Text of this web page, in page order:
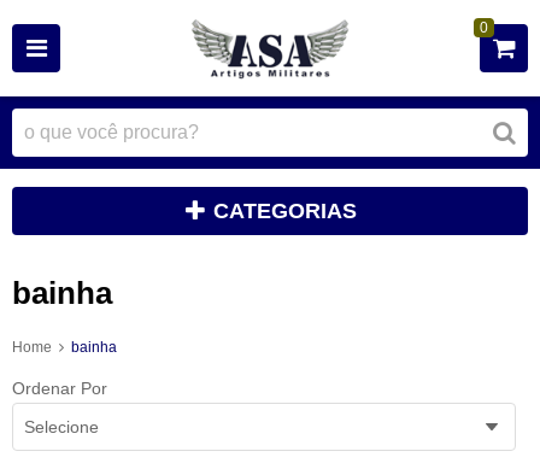
0
CATEGORIAS
bainha
Home bainha
Ordenar Por
Selecione